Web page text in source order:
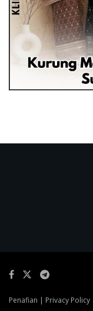
Penafian | Privacy Policy